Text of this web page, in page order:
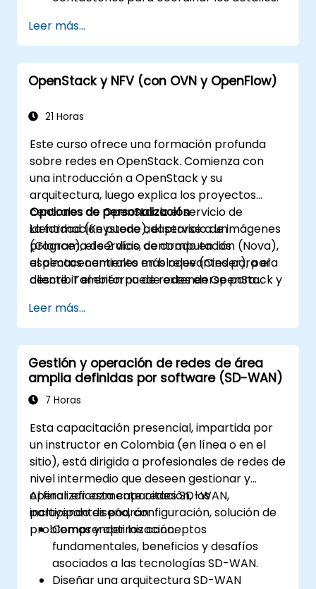
Leer más...
OpenStack y NFV (con OVN y OpenFlow)
21 Horas
Este curso ofrece una formación profunda
sobre redes en OpenStack. Comienza con
una introducción a OpenStack y su
arquitectura, luego explica los proyectos
centrales de OpenStack: el servicio de
identidad (Keystone), el servicio de imágenes
(Glance), el servicio de computación (Nova),
el almacenamiento en bloque (Cinder), para
describir el entorno de redes en OpenStack y
redes (Neutron). Se describe la
infraestructura de red virtual basada en el
proyecto Open Virtual Network (OVN), Open
vSwitch y OpenFlow. El objetivo del curso es
comprender las operaciones básicas y la
arquitectura de OpenStack, así como
tecnologías de redes detrás de OpenStack,
ampliando la información sobre OVN, sus
flujos subyacentes, recursos y herramientas.
Opciones de personalización
La formación puede adaptarse a un
programa de 2 días, centrado en los
aspectos centrales más relevantes para el
cliente. También puede extenderse para
redes y/o de resolución de problemas
relacionados con las implementaciones de
OpenStack. Además, es posible describir
otras soluciones SDN subyacentes como Linux
Bridge u OvS.
Leer más...
Gestión y operación de redes de área
amplia definidas por software (SD-WAN)
7 Horas
Esta capacitación presencial, impartida por
un instructor en Colombia (en línea o en el
sitio), está dirigida a profesionales de redes de
nivel intermedio que deseen gestionar y
operar eficazmente redes SD-WAN,
incluyendo diseño, configuración, solución de
problemas y optimización.
Al finalizar esta capacitación, los
participantes podrán:
Comprender los conceptos
fundamentales, beneficios y desafíos
asociados a las tecnologías SD-WAN.
Diseñar una arquitectura SD-WAN